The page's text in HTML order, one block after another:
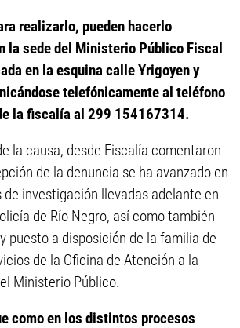
realizarlo, pueden hacerlo
la sede del Ministerio Público Fiscal
en la esquina calle Yrigoyen y
telefónicamente al teléfono
la fiscalía al 299 154167314.
la causa, desde Fiscalía comentaron
de la denuncia se ha avanzado en
investigación llevadas adelante en
de Río Negro, así como también
puesto a disposición de la familia de
de la Oficina de Atención a la
Ministerio Público.
como en los distintos procesos